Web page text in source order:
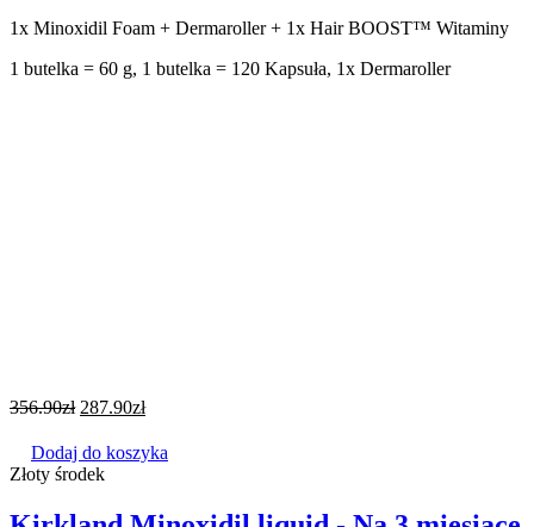
1x Minoxidil Foam + Dermaroller + 1x Hair BOOST™ Witaminy
1 butelka = 60 g, 1 butelka = 120 Kapsuła, 1x Dermaroller
356.90zł 287.90zł
Dodaj do koszyka
Złoty środek